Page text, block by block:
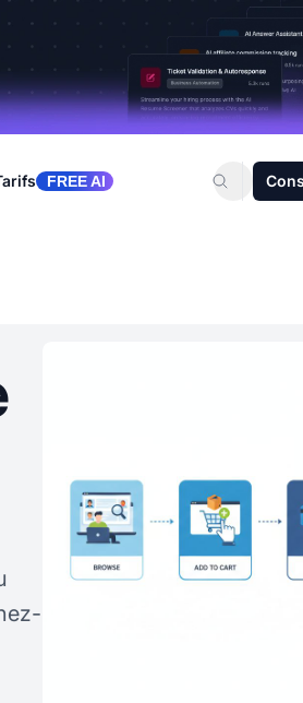
FREE AI